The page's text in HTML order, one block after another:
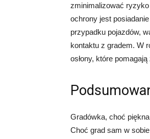
zminimalizować
ochrony jest
przypadku pojazdów,
kontaktu z gradem. W
osłony, które
Gradówka, choć
Choć grad sam w